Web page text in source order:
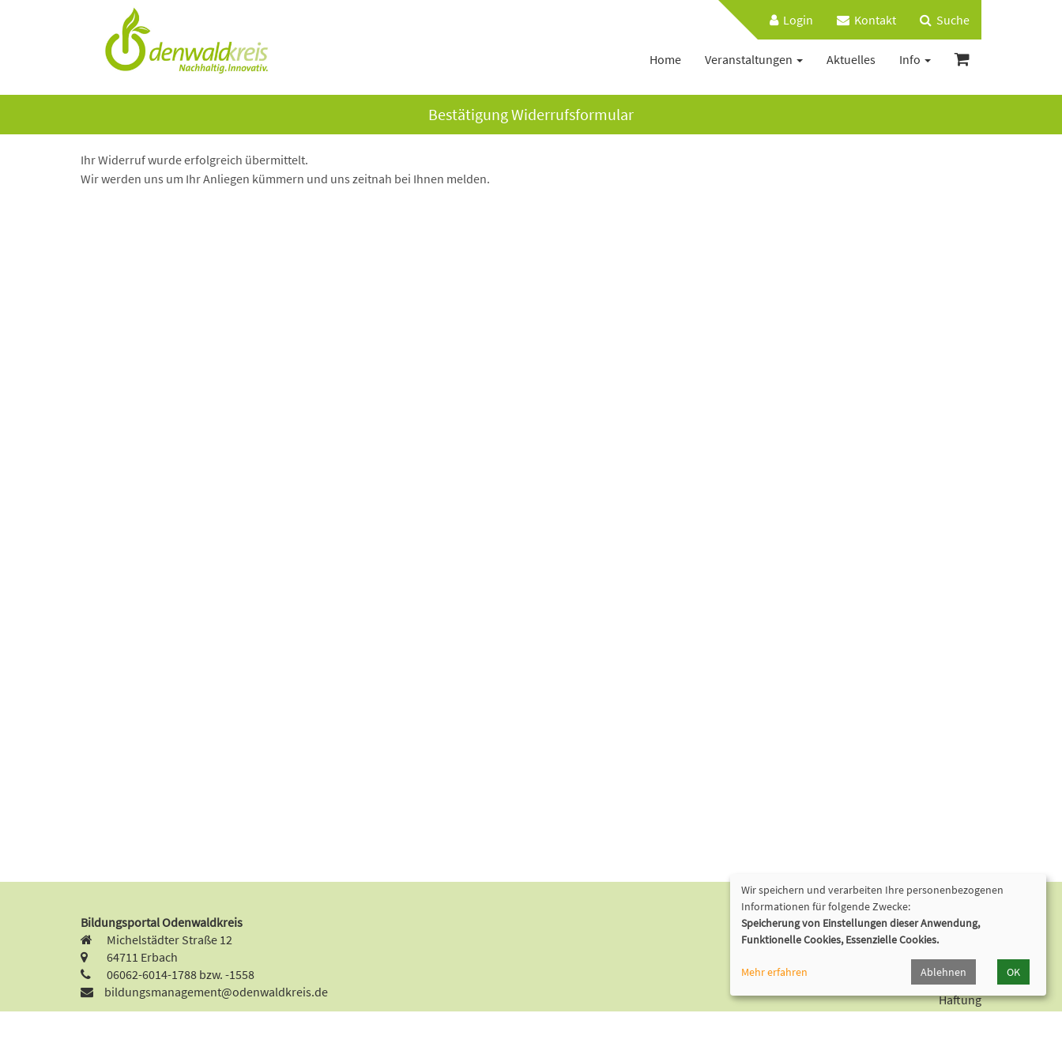
Login Kontakt Suche
Home Veranstaltungen Aktuelles Info
Bestätigung Widerrufsformular
Ihr Widerruf wurde erfolgreich übermittelt.
Wir werden uns um Ihr Anliegen kümmern und uns zeitnah bei Ihnen melden.
Bildungsportal Odenwaldkreis
Michelstädter Straße 12
64711 Erbach
06062-6014-1788 bzw. -1558
bildungsmanagement@odenwaldkreis.de
Nützliche Links
Datenschutzerklärung
Impressum
Widerruf
Haftung
Wir speichern und verarbeiten Ihre personenbezogenen
Informationen für folgende Zwecke:
Speicherung von Einstellungen dieser Anwendung,
Funktionelle Cookies, Essenzielle Cookies.
Mehr erfahren Ablehnen OK